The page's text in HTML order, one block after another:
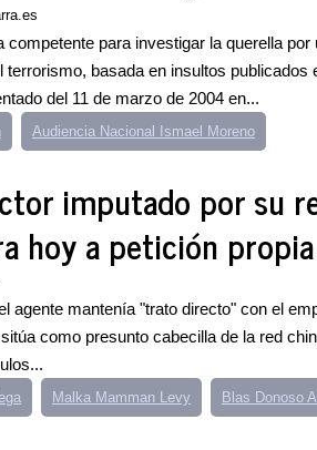
competente para investigar la querella por
basada en insultos publicados
del 11 de marzo de 2004 en...
Audiencia Nacional Ismael Moreno
imputado por su
hoy a petición propia
agente mantenía "trato directo" con el
como presunto cabecilla de la red
Malka Mamman Levy Blas Donoso